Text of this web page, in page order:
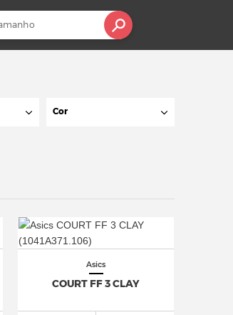
Cor
Asics
COURT FF 3 CLAY